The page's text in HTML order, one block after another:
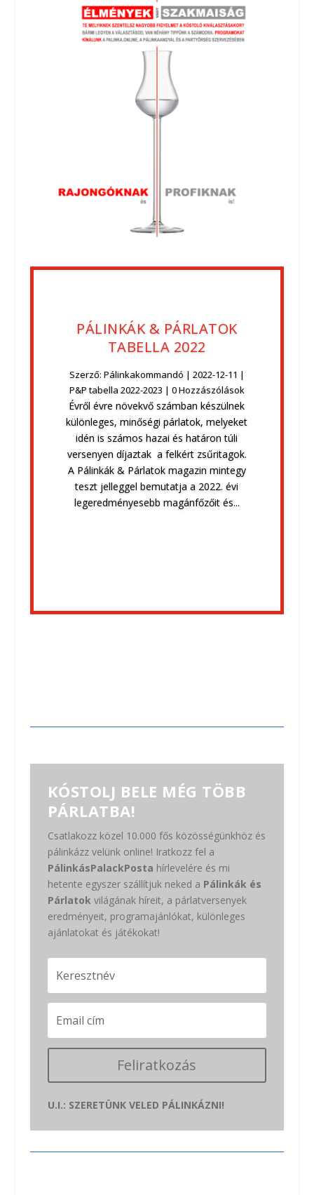
PÁLINKÁK & PÁRLATOK
TABELLA 2022
Szerző: Pálinkakommandó | 2022-12-11 |
P&P tabella 2022-2023 | 0 Hozzászólások
Évről évre növekvő számban készülnek
különleges, minőségi párlatok, melyeket
idén is számos hazai és határon túli
versenyen díjaztak a felkért zsűritagok.
A Pálinkák & Párlatok magazin mintegy
teszt jelleggel bemutatja a 2022. évi
legeredményesebb magánfőzőit és...
KÓSTOLJ BELE MÉG TÖBB
PÁRLATBA!
Csatlakozz közel 10.000 fős közösségünkhöz és
pálinkázz velünk online! Iratkozz fel a
PálinkásPalackPosta hírlevelére és mi
hetente egyszer szállítjuk neked a Pálinkák és
Párlatok világának híreit, a párlatversenyek
eredményeit, programajánlókat, különleges
ajánlatokat és játékokat!
Feliratkozás
U.I.: SZERETÜNK VELED PÁLINKÁZNI!